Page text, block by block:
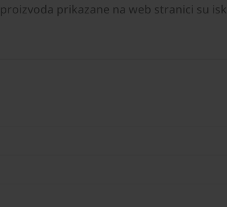
prikazane na web stranici su